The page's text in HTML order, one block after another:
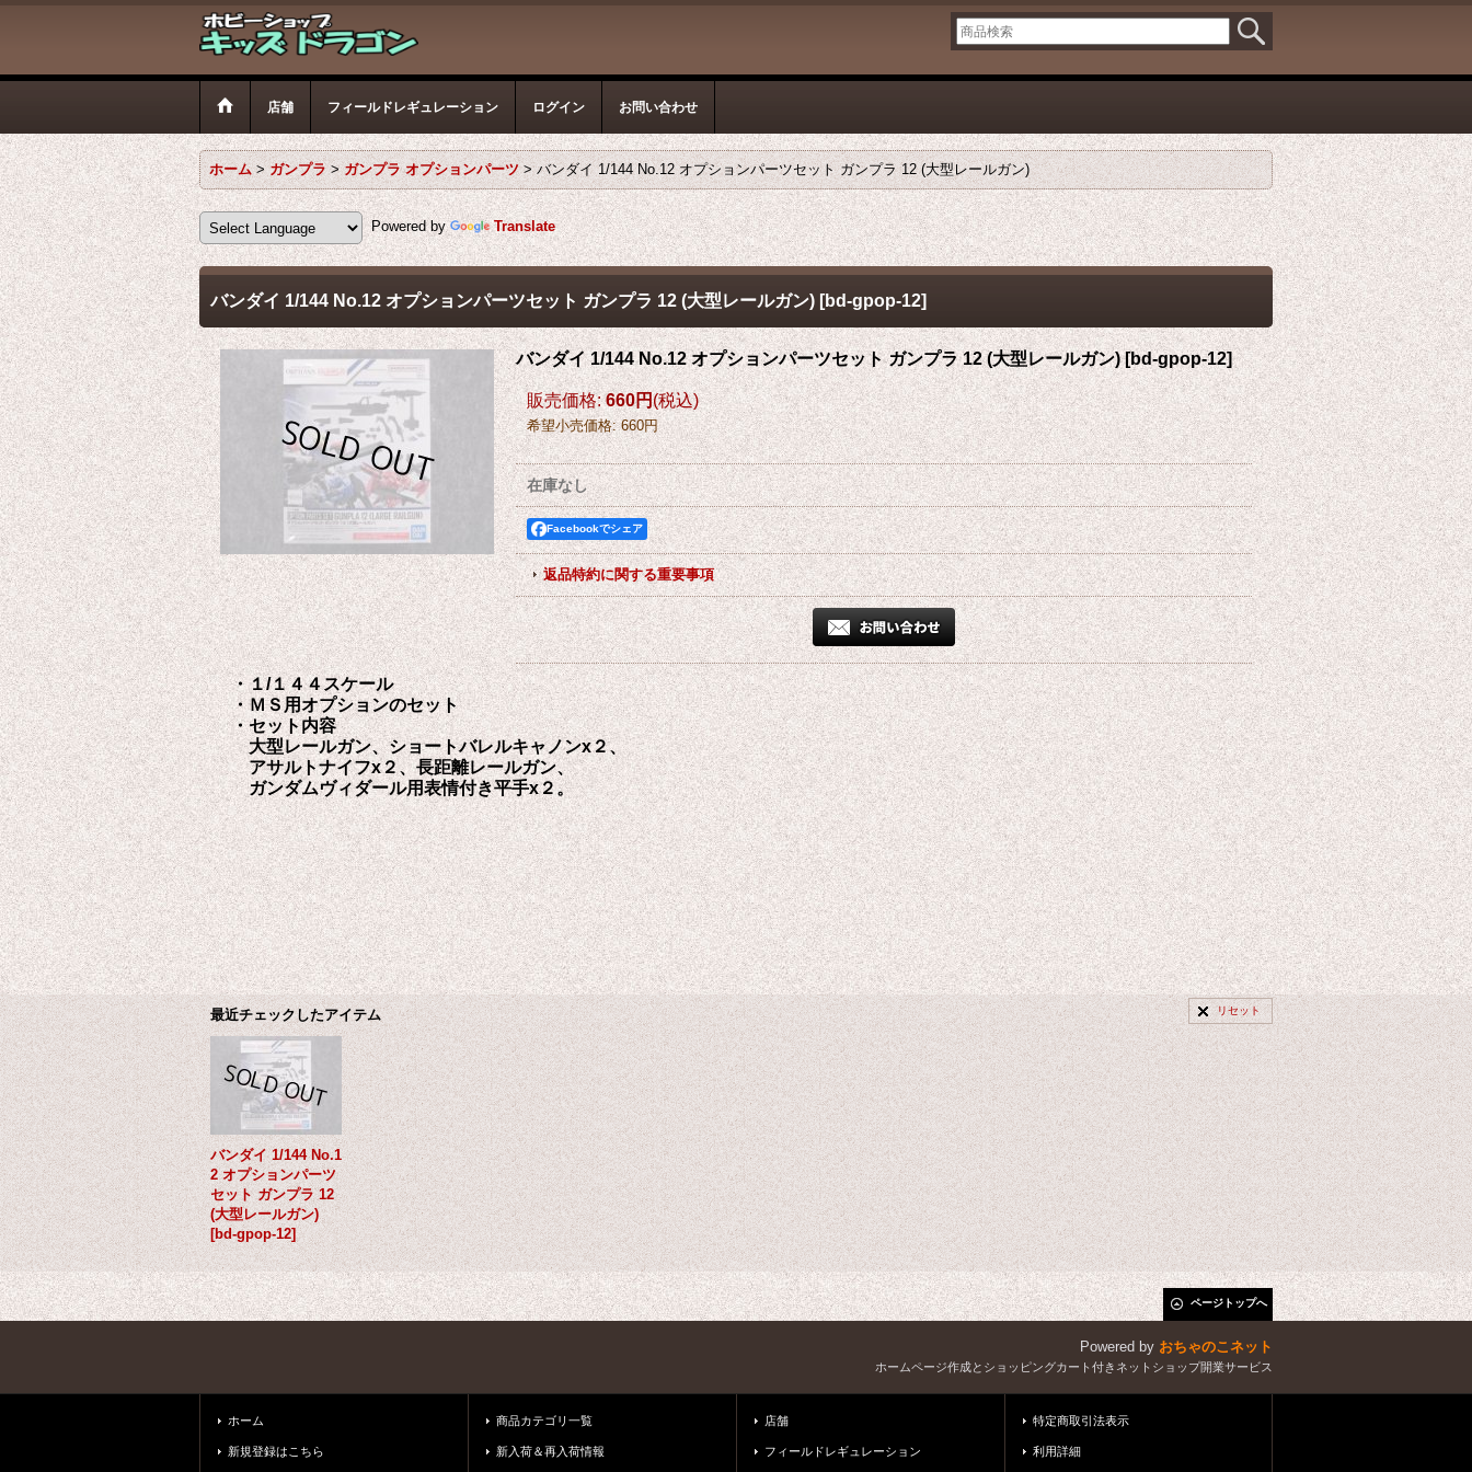
店舗 フィールドレギュレーション ログイン お問い合わせ
ホーム > ガンプラ > ガンプラ オプションパーツ > バンダイ 1/144 No.12 オプションパーツセット ガンプラ 12 (大型レールガン)
Powered by Translate
バンダイ 1/144 No.12 オプションパーツセット ガンプラ 12 (大型レールガン) [bd-gpop-12]
バンダイ 1/144 No.12 オプションパーツセット ガンプラ 12 (大型レールガン) [bd-gpop-12]
販売価格: 660円(税込)
希望小売価格: 660円
在庫なし
Facebookでシェア
返品特約に関する重要事項
・１/１４４スケール
・ＭＳ用オプションのセット
・セット内容
大型レールガン、ショートバレルキャノンx２、
アサルトナイフx２、長距離レールガン、
ガンダムヴィダール用表情付き平手x２。
最近チェックしたアイテム リセット
バンダイ 1/144 No.1
2 オプションパーツ
セット ガンプラ 12
(大型レールガン)
[bd-gpop-12]
ページトップへ
Powered by おちゃのこネット
ホームページ作成とショッピングカート付きネットショップ開業サービス
ホーム
新規登録はこちら
商品カテゴリ一覧
新入荷＆再入荷情報
店舗
フィールドレギュレーション
特定商取引法表示
利用詳細